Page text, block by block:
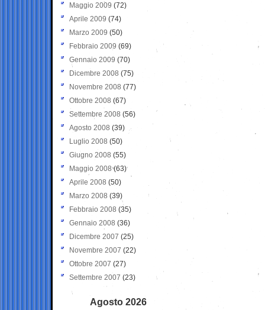
Maggio 2009 (72)
Aprile 2009 (74)
Marzo 2009 (50)
Febbraio 2009 (69)
Gennaio 2009 (70)
Dicembre 2008 (75)
Novembre 2008 (77)
Ottobre 2008 (67)
Settembre 2008 (56)
Agosto 2008 (39)
Luglio 2008 (50)
Giugno 2008 (55)
Maggio 2008(63)
Aprile 2008 (50)
Marzo 2008 (39)
Febbraio 2008 (35)
Gennaio 2008 (36)
Dicembre 2007 (25)
Novembre 2007 (22)
Ottobre 2007 (27)
Settembre 2007 (23)
Agosto 2026